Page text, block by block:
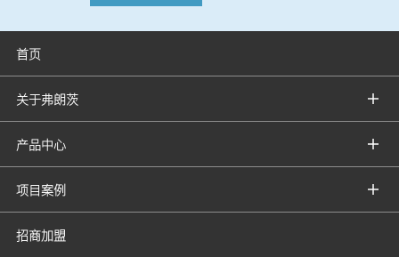
首页
关于弗朗茨
产品中心
项目案例
招商加盟